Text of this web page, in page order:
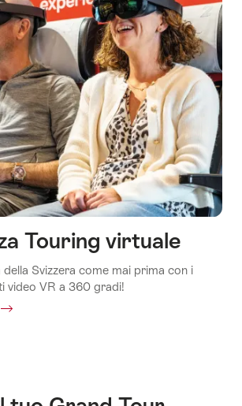
Touring virtuale
della Svizzera come mai prima con i
video VR a 360 gradi!
Common.Of